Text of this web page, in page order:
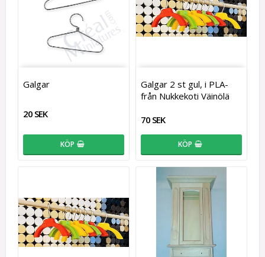
Galgar
20 SEK
KÖP
Galgar 2 st gul, i PLA-
från Nukkekoti Väinölä
70 SEK
KÖP